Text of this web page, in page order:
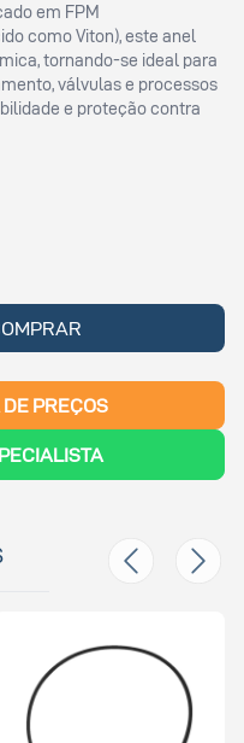
em FPM
como Viton), este anel
tornando-se ideal para
válvulas e processos
e proteção contra
PREÇOS